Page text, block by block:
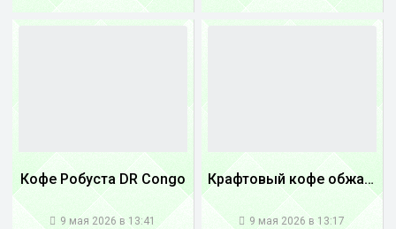
Кофе Робуста DR Congo
9 мая 2026 в 13:41
Крафтовый кофе обжареный купаж арабики 3...
9 мая 2026 в 13:17